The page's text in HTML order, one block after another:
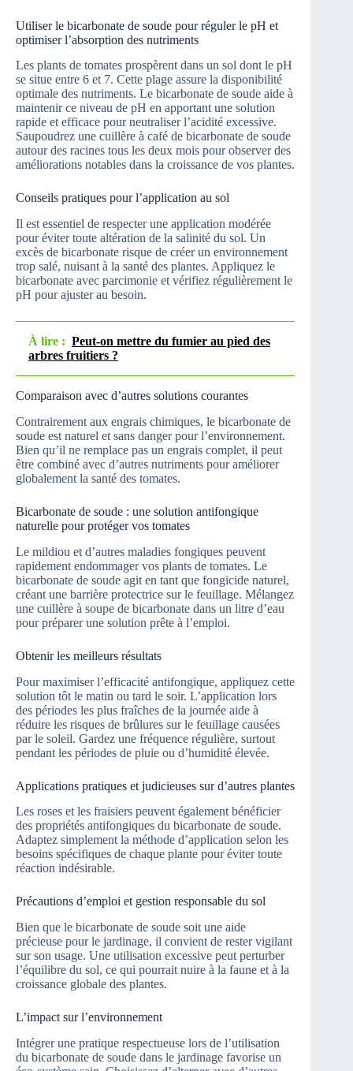
Utiliser le bicarbonate de soude pour réguler le pH et
optimiser l’absorption des nutriments
Les plants de tomates prospèrent dans un sol dont le pH
se situe entre 6 et 7. Cette plage assure la disponibilité
optimale des nutriments. Le bicarbonate de soude aide à
maintenir ce niveau de pH en apportant une solution
rapide et efficace pour neutraliser l’acidité excessive.
Saupoudrez une cuillère à café de bicarbonate de soude
autour des racines tous les deux mois pour observer des
améliorations notables dans la croissance de vos plantes.
Conseils pratiques pour l’application au sol
Il est essentiel de respecter une application modérée
pour éviter toute altération de la salinité du sol. Un
excès de bicarbonate risque de créer un environnement
trop salé, nuisant à la santé des plantes. Appliquez le
bicarbonate avec parcimonie et vérifiez régulièrement le
pH pour ajuster au besoin.
À lire : Peut-on mettre du fumier au pied des
arbres fruitiers ?
Comparaison avec d’autres solutions courantes
Contrairement aux engrais chimiques, le bicarbonate de
soude est naturel et sans danger pour l’environnement.
Bien qu’il ne remplace pas un engrais complet, il peut
être combiné avec d’autres nutriments pour améliorer
globalement la santé des tomates.
Bicarbonate de soude : une solution antifongique
naturelle pour protéger vos tomates
Le mildiou et d’autres maladies fongiques peuvent
rapidement endommager vos plants de tomates. Le
bicarbonate de soude agit en tant que fongicide naturel,
créant une barrière protectrice sur le feuillage. Mélangez
une cuillère à soupe de bicarbonate dans un litre d’eau
pour préparer une solution prête à l’emploi.
Obtenir les meilleurs résultats
Pour maximiser l’efficacité antifongique, appliquez cette
solution tôt le matin ou tard le soir. L’application lors
des périodes les plus fraîches de la journée aide à
réduire les risques de brûlures sur le feuillage causées
par le soleil. Gardez une fréquence régulière, surtout
pendant les périodes de pluie ou d’humidité élevée.
Applications pratiques et judicieuses sur d’autres plantes
Les roses et les fraisiers peuvent également bénéficier
des propriétés antifongiques du bicarbonate de soude.
Adaptez simplement la méthode d’application selon les
besoins spécifiques de chaque plante pour éviter toute
réaction indésirable.
Précautions d’emploi et gestion responsable du sol
Bien que le bicarbonate de soude soit une aide
précieuse pour le jardinage, il convient de rester vigilant
sur son usage. Une utilisation excessive peut perturber
l’équilibre du sol, ce qui pourrait nuire à la faune et à la
croissance globale des plantes.
L’impact sur l’environnement
Intégrer une pratique respectueuse lors de l’utilisation
du bicarbonate de soude dans le jardinage favorise un